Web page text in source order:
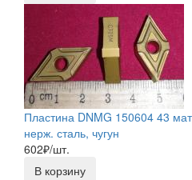
Пластина DNMG 150604 43
нерж. сталь, чугун
602₽/шт.
В корзину